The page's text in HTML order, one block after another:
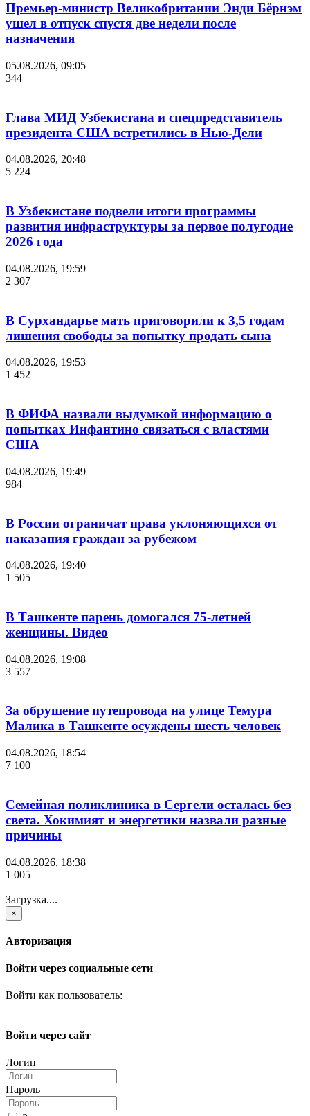
Премьер-министр Великобритании Энди Бёрнэм
ушел в отпуск спустя две недели после
назначения
05.08.2026, 09:05
344
Глава МИД Узбекистана и спецпредставитель
президента США встретились в Нью-Дели
04.08.2026, 20:48
5 224
В Узбекистане подвели итоги программы
развития инфраструктуры за первое полугодие
2026 года
04.08.2026, 19:59
2 307
В Сурхандарье мать приговорили к 3,5 годам
лишения свободы за попытку продать сына
04.08.2026, 19:53
1 452
В ФИФА назвали выдумкой информацию о
попытках Инфантино связаться с властями
США
04.08.2026, 19:49
984
В России ограничат права уклоняющихся от
наказания граждан за рубежом
04.08.2026, 19:40
1 505
В Ташкенте парень домогался 75-летней
женщины. Видео
04.08.2026, 19:08
3 557
За обрушение путепровода на улице Темура
Малика в Ташкенте осуждены шесть человек
04.08.2026, 18:54
7 100
Семейная поликлиника в Сергели осталась без
света. Хокимият и энергетики назвали разные
причины
04.08.2026, 18:38
1 005
Загрузка....
×
Авторизация
Войти через социальные сети
Войти как пользователь:
Войти через сайт
Логин
Пароль